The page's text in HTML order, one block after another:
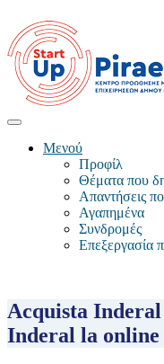
Μενού
Προφίλ
Θέματα που
Απαντήσεις
Αγαπημένα
Συνδρομές
Επεξεργασία
Acquista
Inderal la online